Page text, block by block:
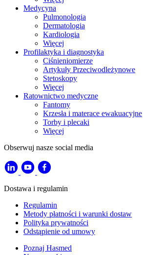
Medycyna
Pulmonologia
Dermatologia
Kardiologia
Więcej
Profilaktyka i diagnostyka
Ciśnieniomierze
Artykuły Przeciwodleżynowe
Stetoskopy
Więcej
Ratownictwo medyczne
Fantomy
Krzesła i materace ewakuacyjne
Torby i plecaki
Więcej
Obserwuj nasze social media
Dostawa i regulamin
Regulamin
Metody płatności i warunki dostaw
Polityka prywatności
Odstąpienie od umowy
Poznaj Hasmed